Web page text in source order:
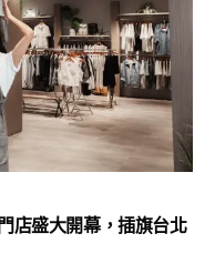
店盛大開幕，插旗台北